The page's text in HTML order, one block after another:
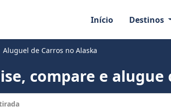
Início Destinos
Aluguel de Carros no Alaska
compare e